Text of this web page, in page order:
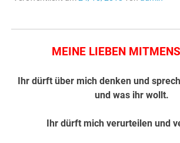
MEINE LIEBEN
Ihr dürft über mich denken und
und was ihr wollt.
Ihr dürft mich verurteilen und